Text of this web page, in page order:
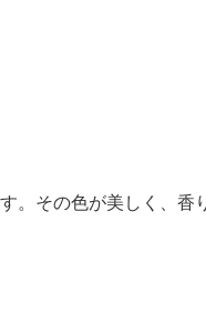
。その色が美しく、香